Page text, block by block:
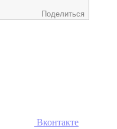
Поделиться
Вконтакте